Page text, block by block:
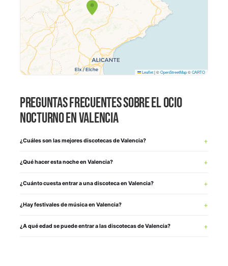
Leaflet|©OpenStreetMap©CARTO
PREGUNTAS FRECUENTES SOBRE EL OCIO
NOCTURNO EN VALENCIA
¿Cuáles son las mejores discotecas de Valencia?
¿Qué hacer esta noche en Valencia?
¿Cuánto cuesta entrar a una discoteca en Valencia?
¿Hay festivales de música en Valencia?
¿A qué edad se puede entrar a las discotecas de Valencia?